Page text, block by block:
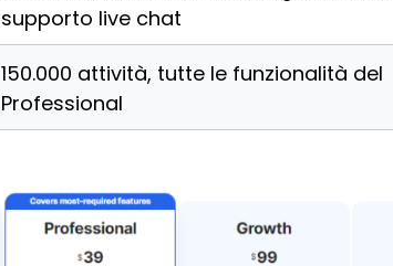
supporto live chat
150.000 attività, tutte le funzionalità del
Professional